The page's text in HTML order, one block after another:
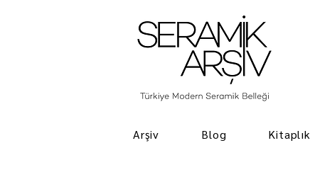
Arşiv Blog Kitaplık